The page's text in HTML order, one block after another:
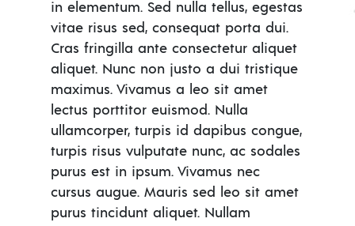
in elementum. Sed nulla tellus, egestas
vitae risus sed, consequat porta dui.
Cras fringilla ante consectetur aliquet
aliquet. Nunc non justo a dui tristique
maximus. Vivamus a leo sit amet
lectus porttitor euismod. Nulla
ullamcorper, turpis id dapibus congue,
turpis risus vulputate nunc, ac sodales
purus est in ipsum. Vivamus nec
cursus augue. Mauris sed leo sit amet
purus tincidunt aliquet. Nullam